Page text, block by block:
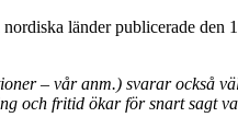
länder publicerade den
– vår anm.) svarar också
och fritid ökar för snart sagt